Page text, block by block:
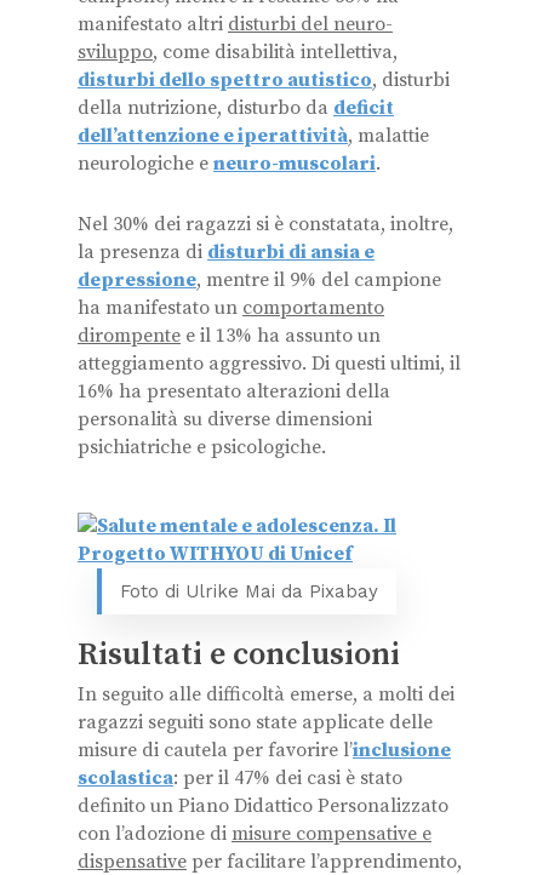
manifestato altri disturbi del neuro-
sviluppo, come disabilità intellettiva,
disturbi dello spettro autistico, disturbi
della nutrizione, disturbo da deficit
dell’attenzione e iperattività, malattie
neurologiche e neuro-muscolari.
Nel 30% dei ragazzi si è constatata, inoltre,
la presenza di disturbi di ansia e
depressione, mentre il 9% del campione
ha manifestato un comportamento
dirompente e il 13% ha assunto un
atteggiamento aggressivo. Di questi ultimi, il
16% ha presentato alterazioni della
personalità su diverse dimensioni
psichiatriche e psicologiche.
Foto di Ulrike Mai da Pixabay
Risultati e conclusioni
In seguito alle difficoltà emerse, a molti dei
ragazzi seguiti sono state applicate delle
misure di cautela per favorire l’inclusione
scolastica: per il 47% dei casi è stato
definito un Piano Didattico Personalizzato
con l’adozione di misure compensative e
dispensative per facilitare l’apprendimento,